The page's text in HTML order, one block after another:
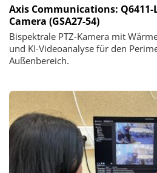
Axis Communications: Q6411-
Camera (GSA27-54)
Bispektrale PTZ-Kamera mit
und KI-Videoanalyse für den
Außenbereich.